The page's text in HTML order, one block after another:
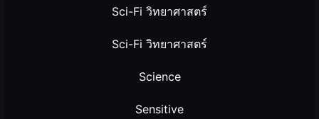
Sci-Fi วิทยาศาสตร์
Sci-Fi วิทยาศาสตร์
Science
Sensitive